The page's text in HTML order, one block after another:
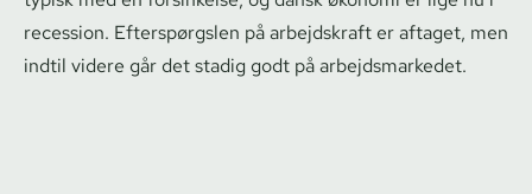
recession. Efterspørgslen på arbejdskraft er aftaget, men
indtil videre går det stadig godt på ar­bejds­mar­ke­det.